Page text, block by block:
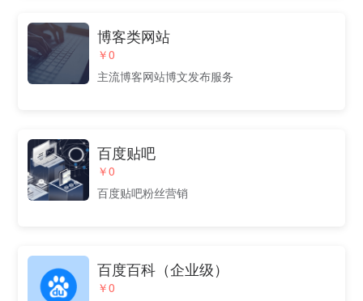
博客类网站
￥0
主流博客网站博文发布服务
百度贴吧
￥0
百度贴吧粉丝营销
百度百科（企业级）
￥0